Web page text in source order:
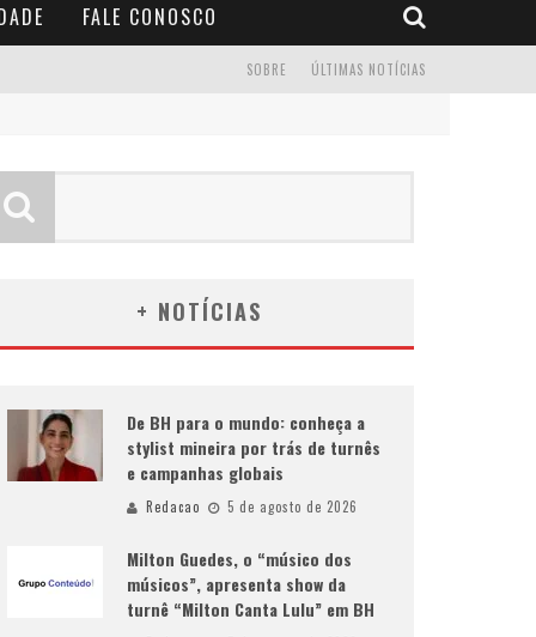
FALE CONOSCO
ÚLTIMAS NOTÍCIAS
SOBRE
+ NOTÍCIAS
De BH para o mundo: conheça a
stylist mineira por trás de turnês
e campanhas globais
Redacao 5 de agosto de 2026
Milton Guedes, o “músico dos
músicos”, apresenta show da
turnê “Milton Canta Lulu” em BH